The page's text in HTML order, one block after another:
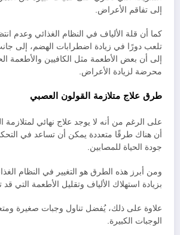
إلى تفاقم الأعراض.
كما أن قلة الألياف في النظام الغذائي وعدم
تلعب دورًا في زيادة اضطرابات الهضم، إلى
إلى أن بعض الأطعمة مثل الكافيين والأطعمة
محرضة لزيادة الأعراض.
طرق علاج متلازمة القولون العصبي
على الرغم من أنه لا يوجد علاج نهائي لمتلازمة
أن هناك طرقًا متعددة يمكن أن تساعد في
جودة الحياة للمصابين.
ومن أبرز هذه الطرق هو التغيير في النظام
بزيادة استهلاك الألياف وتقليل الأطعمة التي قد
علاوة على ذلك، يُفضل تناول وجبات صغيرة
الوجبات الكبيرة.